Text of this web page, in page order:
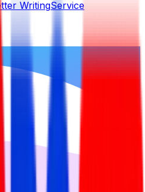
WritingService